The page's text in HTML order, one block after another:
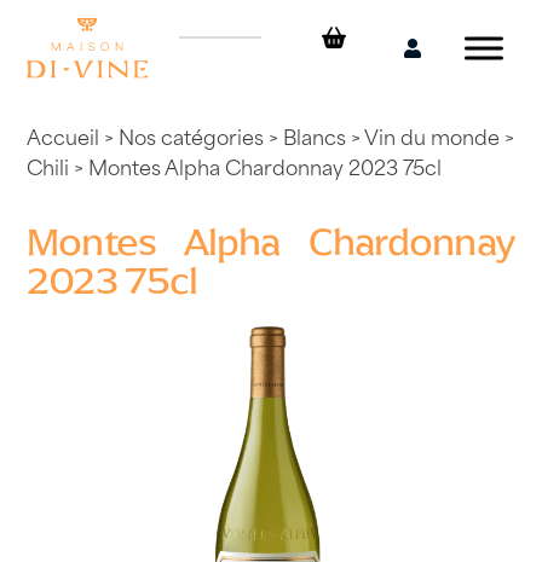
content
Mon
Accueil > Nos catégories> Blancs>Vin du monde >
Chili > Montes Alpha Chardonnay 2023 75cl
Montes Alpha Chardonnay
2023 75cl